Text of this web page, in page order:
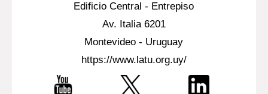
Edificio Central - Entrepiso
Av. Italia 6201
Montevideo - Uruguay
https://www.latu.org.uy/